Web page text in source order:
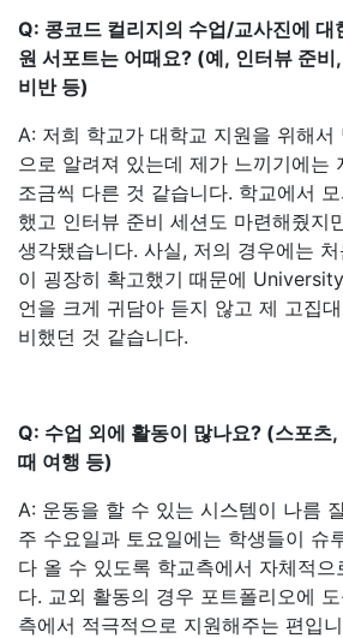
Q: 콩코드 컬리지의 수업/교사진에 대
원 서포트는 어때요? (예, 인터뷰 준
비반 등)
A: 저희 학교가 대학교 지원을 위해서
으로 알려져 있는데 제가 느끼기에는
조금씩 다른 것 같습니다. 학교에서
했고 인터뷰 준비 세션도 마련해줬지
생각됐습니다. 사실, 저의 경우에는
이 굉장히 확고했기 때문에
언을 크게 귀담아 듣지 않고 제 고집
비했던 것 같습니다.
Q: 수업 외에 활동이 많나요? (스포츠
때 여행 등)
A: 운동을 할 수 있는 시스템이 나름
주 수요일과 토요일에는 학생들이 슈
다 올 수 있도록 학교측에서 자체적으
다. 교외 활동의 경우 포트폴리오에
측에서 적극적으로 지원해주는 편입